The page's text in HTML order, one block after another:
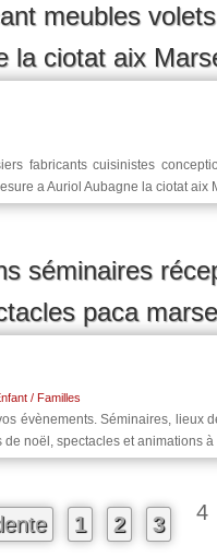
meubles
la ciotat aix
fabricants cuisinistes
a Auriol Aubagne la ciotat aix
séminaires
paca
/ Familles
évènements. Séminaires, lieux
noël, spectacles et animations
1 2 3 4